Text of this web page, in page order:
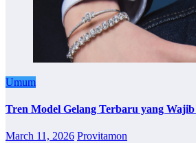
Umum
Tren Model Gelang Terbaru yang
March 11, 2026 Provitamon